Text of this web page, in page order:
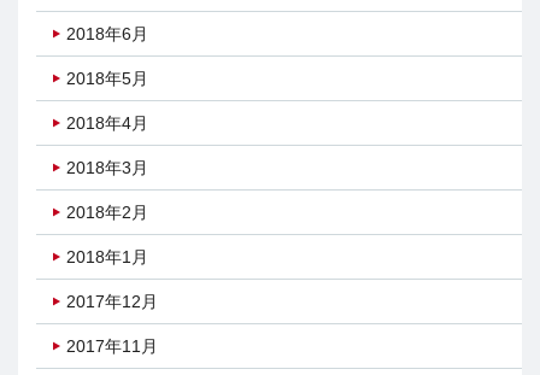
2018年6月
2018年5月
2018年4月
2018年3月
2018年2月
2018年1月
2017年12月
2017年11月